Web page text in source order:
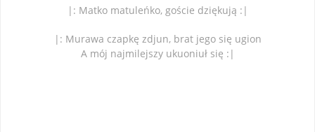
|: Matko matuleńko, goście dziękują :|
|: Murawa czapkę zdjun, brat jego się ugion
A mój najmilejszy ukuoniuł się :|